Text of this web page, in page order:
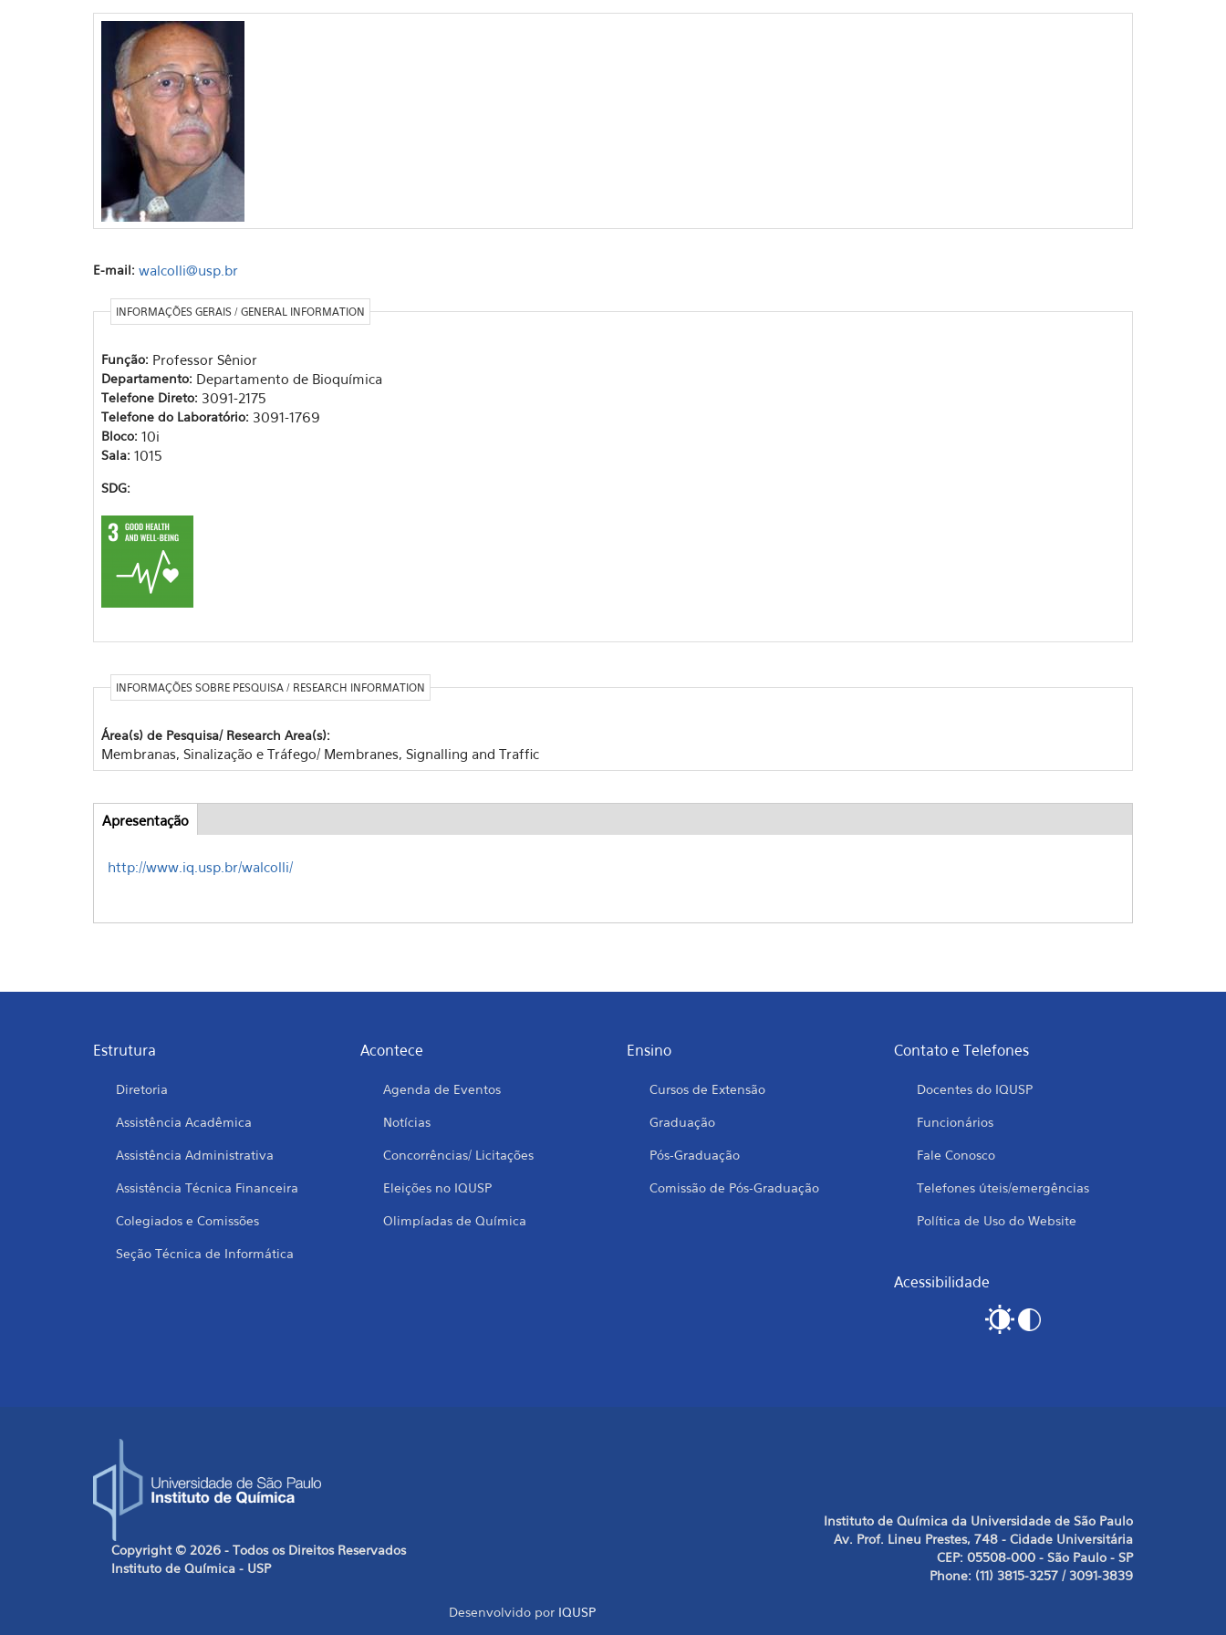
E-mail: walcolli@usp.br
INFORMAÇÕES GERAIS / GENERAL INFORMATION
Função: Professor Sênior
Departamento: Departamento de Bioquímica
Telefone Direto: 3091-2175
Telefone do Laboratório: 3091-1769
Bloco: 10i
Sala: 1015
SDG:
INFORMAÇÕES SOBRE PESQUISA / RESEARCH INFORMATION
Área(s) de Pesquisa/ Research Area(s):
Membranas, Sinalização e Tráfego/ Membranes, Signalling and Traffic
Abas
Apresentação
ativa)
http://www.iq.usp.br/walcolli/
Estrutura
Diretoria
Assistência Acadêmica
Assistência Administrativa
Assistência Técnica Financeira
Colegiados e Comissões
Seção Técnica de Informática
Acontece
Agenda de Eventos
Notícias
Concorrências/ Licitações
Eleições no IQUSP
Olimpíadas de Química
Ensino
Cursos de Extensão
Graduação
Pós-Graduação
Comissão de Pós-Graduação
Contato e Telefones
Docentes do IQUSP
Funcionários
Fale Conosco
Telefones úteis/emergências
Política de Uso do Website
Acessibilidade
Copyright © 2026 - Todos os Direitos Reservados
Instituto de Química - USP
Instituto de Química da Universidade de São Paulo
Av. Prof. Lineu Prestes, 748 - Cidade Universitária
CEP: 05508-000 - São Paulo - SP
Phone: (11) 3815-3257 / 3091-3839
Desenvolvido por IQUSP